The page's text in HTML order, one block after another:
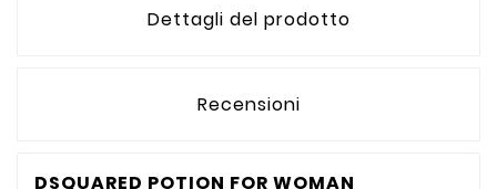
Dettagli del prodotto
Recensioni
DSQUARED POTION FOR WOMAN